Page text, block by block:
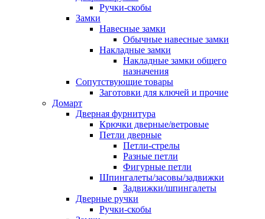
Ручки-скобы
Замки
Навесные замки
Обычные навесные замки
Накладные замки
Накладные замки общего
назначения
Сопутствующие товары
Заготовки для ключей и прочие
Домарт
Дверная фурнитура
Крючки дверные/ветровые
Петли дверные
Петли-стрелы
Разные петли
Фигурные петли
Шпингалеты/засовы/задвижки
Задвижки/шпингалеты
Дверные ручки
Ручки-скобы